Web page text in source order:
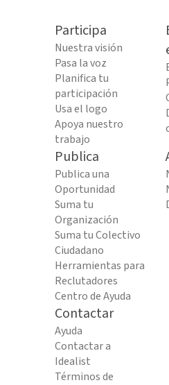
Participa
Nuestra visión
Pasa la voz
Planifica tu
participación
Usa el logo
Apoya nuestro
trabajo
Publica
Publica una
Oportunidad
Suma tu
Organización
Suma tu Colectivo
Ciudadano
Herramientas para
Reclutadores
Centro de Ayuda
Contactar
Ayuda
Contactar a
Idealist
Términos de